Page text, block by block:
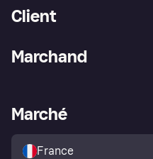
Client
Explorez les magasins
Politique de protection de
l’acheteur Klarna
Marchand
Portail Marchand
Marché
France